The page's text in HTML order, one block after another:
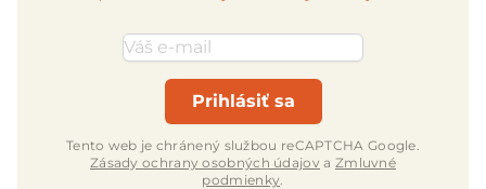
Emailová adresa
Prihlásiť sa
Tento web je chránený službou reCAPTCHA Google.
Zásady ochrany osobných údajov a Zmluvné
podmienky.